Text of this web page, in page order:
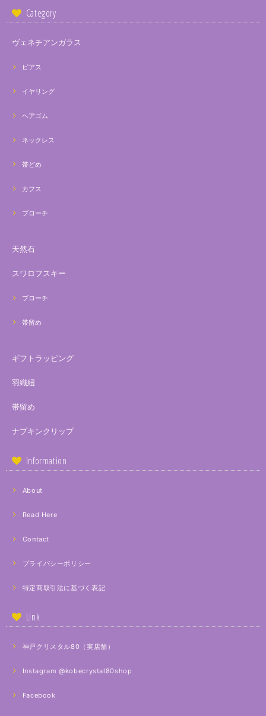
Category
ヴェネチアンガラス
ピアス
イヤリング
ヘアゴム
ネックレス
帯どめ
カフス
ブローチ
天然石
スワロフスキー
ブローチ
帯留め
ギフトラッピング
羽織紐
帯留め
ナプキンクリップ
Information
About
Read Here
Contact
プライバシーポリシー
特定商取引法に基づく表記
Link
神戸クリスタル80（実店舗）
Instagram @kobecrystal80shop
Facebook